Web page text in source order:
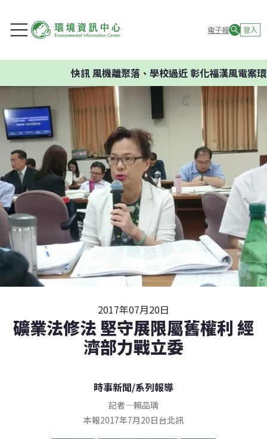
電子報 登入
風機離聚落、學校過近 彰化福漢風電案環委建
2017年07月20日
礦業法修法 堅守展限屬舊權利 經
濟部力戰立委
時事新聞/系列報導
記者—賴品瑀
本報2017年7月20日台北訊